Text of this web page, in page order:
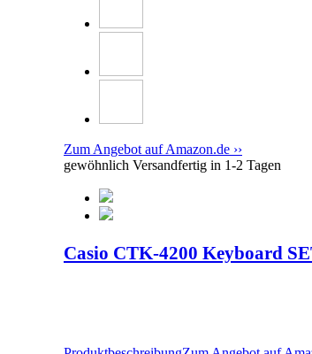
Zum Angebot auf Amazon.de ››
gewöhnlich Versandfertig in 1-2 Tagen
Casio CTK-4200 Keyboard